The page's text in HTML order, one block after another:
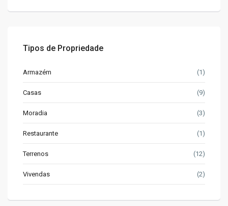
Tipos de Propriedade
Armazém (1)
Casas (9)
Moradia (3)
Restaurante (1)
Terrenos (12)
Vivendas (2)